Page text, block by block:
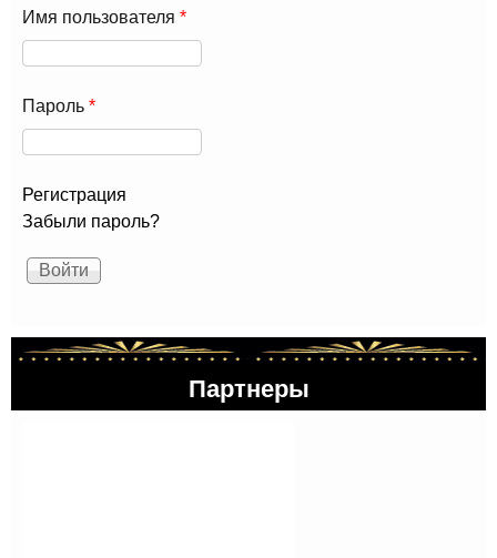
Имя пользователя *
Пароль *
Регистрация
Забыли пароль?
Партнеры